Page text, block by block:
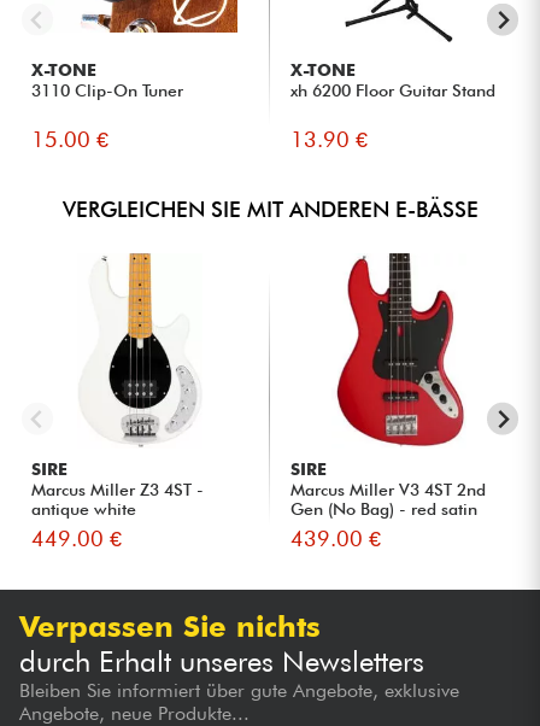
X-TONE
3110 Clip-On Tuner
15.00 €
X-TONE
xh 6200 Floor Guitar Stand
13.90 €
VERGLEICHEN SIE MIT ANDEREN E-BÄSSE
SIRE
Marcus Miller Z3 4ST -
antique white
449.00 €
SIRE
Marcus Miller V3 4ST 2nd
Gen (No Bag) - red satin
439.00 €
Verpassen Sie nichts
durch Erhalt unseres Newsletters
Bleiben Sie informiert über gute Angebote, exklusive
Angebote, neue Produkte...